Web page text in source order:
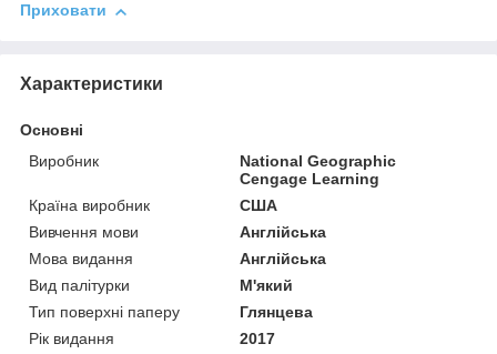
Приховати
Характеристики
Основні
Виробник
National Geographic
Cengage Learning
Країна виробник
США
Вивчення мови
Англійська
Мова видання
Англійська
Вид палітурки
М'який
Тип поверхні паперу
Глянцева
Рік видання
2017